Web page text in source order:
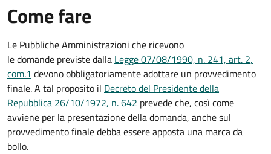
Come fare
Le Pubbliche Amministrazioni che ricevono
le domande previste dalla Legge 07/08/1990, n. 241, art. 2,
com.1 devono obbligatoriamente adottare un provvedimento
finale. A tal proposito il Decreto del Presidente della
Repubblica 26/10/1972, n. 642 prevede che, così come
avviene per la presentazione della domanda, anche sul
provvedimento finale debba essere apposta una marca da
bollo.